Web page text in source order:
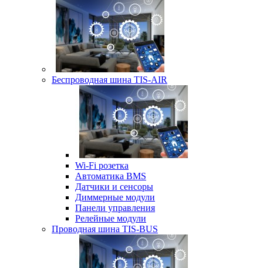
Беспроводная шина TIS-AIR
Wi-Fi розетка
Автоматика BMS
Датчики и сенсоры
Диммерные модули
Панели управления
Релейные модули
Проводная шина TIS-BUS